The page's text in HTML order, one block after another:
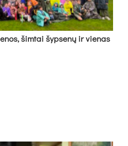
šim­tai šyp­se­nų ir vie­nas